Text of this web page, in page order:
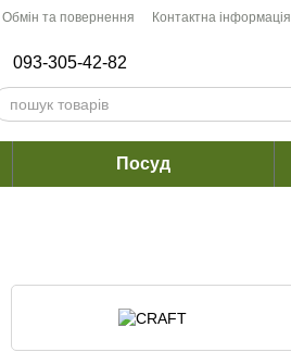
Обмін та повернення Контактна інформація
093-305-42-82
Посуд